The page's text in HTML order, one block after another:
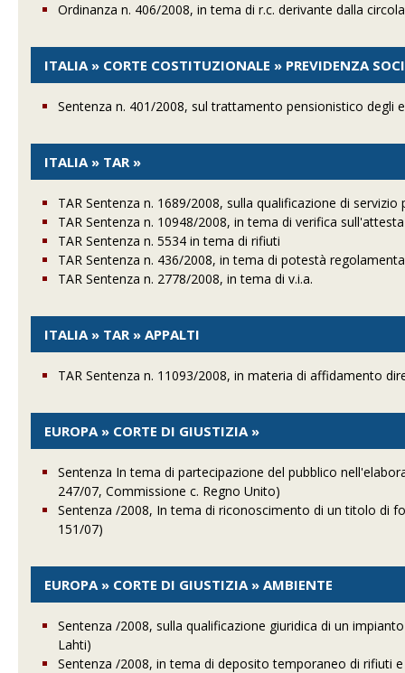
Ordinanza n. 406/2008, in tema di r.c. derivante dalla
ITALIA » CORTE COSTITUZIONALE » PREVIDENZA
Sentenza n. 401/2008, sul trattamento pensionistico degli
ITALIA » TAR »
TAR Sentenza n. 1689/2008, sulla qualificazione di
TAR Sentenza n. 10948/2008, in tema di verifica
TAR Sentenza n. 5534 in tema di rifiuti
TAR Sentenza n. 436/2008, in tema di potestà
TAR Sentenza n. 2778/2008, in tema di v.i.a.
ITALIA » TAR » APPALTI
TAR Sentenza n. 11093/2008, in materia di affidamento
EUROPA » CORTE DI GIUSTIZIA »
Sentenza In tema di partecipazione del pubblico
247/07, Commissione c. Regno Unito)
Sentenza /2008, In tema di riconoscimento di un titolo di
151/07)
EUROPA » CORTE DI GIUSTIZIA » AMBIENTE
Sentenza /2008, sulla qualificazione giuridica di un
Lahti)
Sentenza /2008, in tema di deposito temporaneo di rifiuti e